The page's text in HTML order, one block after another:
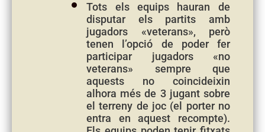
Tots els equips hauran de
disputar els partits amb
jugadors «veterans», però
tenen l’opció de poder fer
participar jugadors «no
veterans» sempre que
aquests no coincideixin
alhora més de 3 jugant sobre
el terreny de joc (el porter no
entra en aquest recompte).